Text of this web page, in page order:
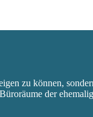
zu können,
der